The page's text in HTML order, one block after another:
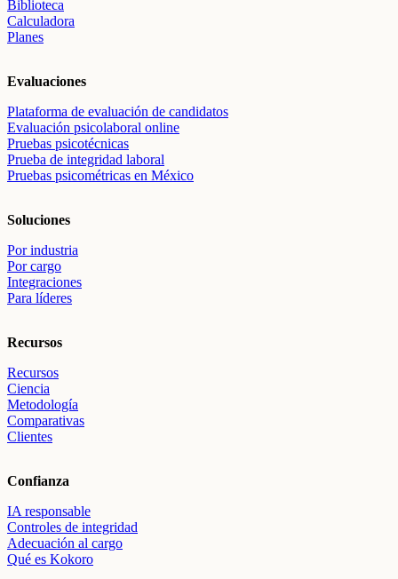
Biblioteca
Calculadora
Planes
Evaluaciones
Plataforma de evaluación de candidatos
Evaluación psicolaboral online
Pruebas psicotécnicas
Prueba de integridad laboral
Pruebas psicométricas en México
Soluciones
Por industria
Por cargo
Integraciones
Para líderes
Recursos
Recursos
Ciencia
Metodología
Comparativas
Clientes
Confianza
IA responsable
Controles de integridad
Adecuación al cargo
Qué es Kokoro